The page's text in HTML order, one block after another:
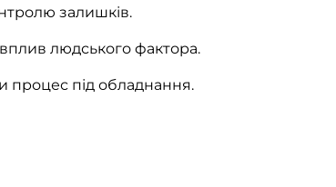
залишків.
людського фактора.
процес під обладнання.